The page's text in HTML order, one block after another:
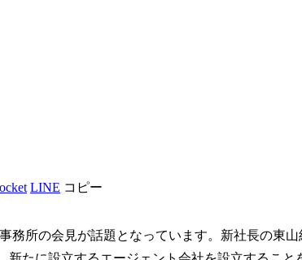
LINE コピー
務所の会見が話題となっています。新社長の東